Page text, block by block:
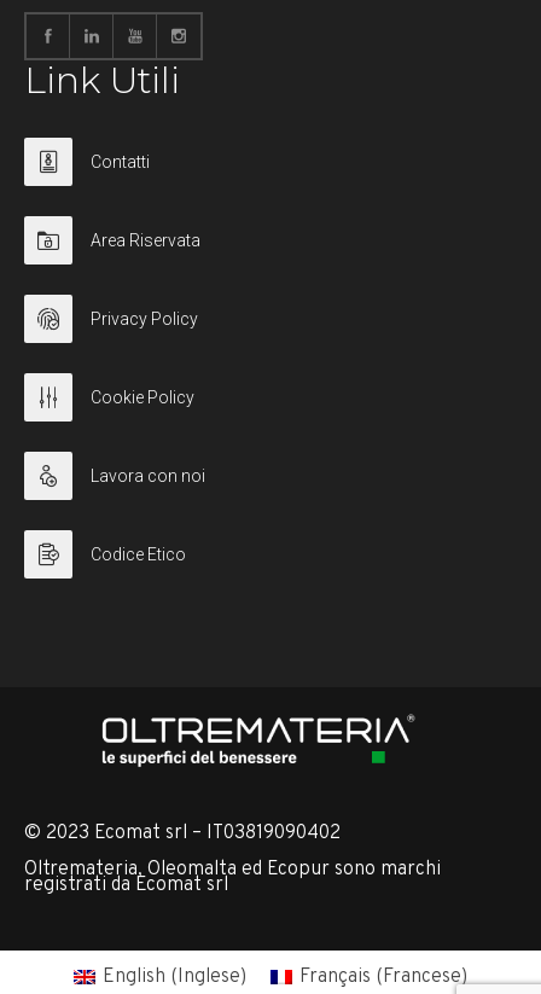
Link Utili
Contatti
Area Riservata
Privacy Policy
Cookie Policy
Lavora con noi
Codice Etico
© 2023 Ecomat srl – IT03819090402
Oltremateria, Oleomalta ed Ecopur sono marchi
registrati da Ecomat srl
English (Inglese) Français (Francese)